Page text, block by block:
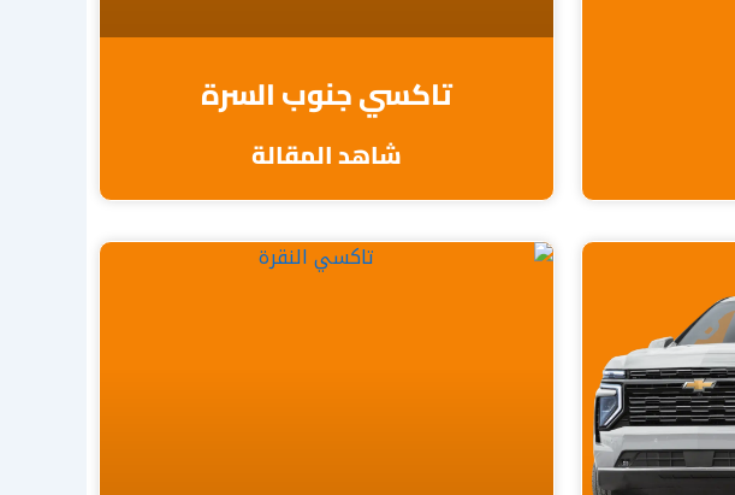
تاكسي جنوب السرة
شاهد المقالة